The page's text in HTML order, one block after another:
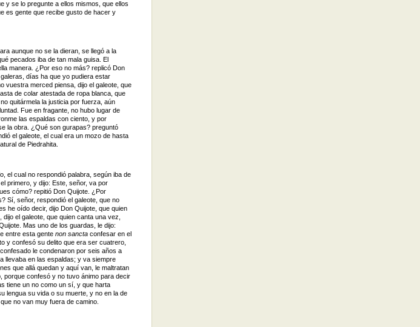
y se lo pregunte a ellos mismos, que ellos
es gente que recibe gusto de hacer y
aunque no se la dieran, se llegó a la
pecados iba de tan mala guisa. El
manera. ¿Por eso no más? replicó Don
días ha que yo pudiera estar
vuestra merced piensa, dijo el galeote, que
de colar atestada de ropa blanca, que
quitármela la justicia por fuerza, aún
Fue en fragante, no hubo lugar de
las espaldas con ciento, y por
la obra. ¿Qué son gurapas? preguntó
el galeote, el cual era un mozo de hasta
de Piedrahita.
el cual no respondió palabra, según iba de
primero, y dijo: Este, señor, va por
cómo? repitió Don Quijote. ¿Por
Sí, señor, respondió el galeote, que no
he oído decir, dijo Don Quijote, que quien
el galeote, que quien canta una vez,
Mas uno de los guardas, le dijo:
entre esta gente non sanctaconfesar en el
y confesó su delito que era ser cuatrero,
le condenaron por seis años a
llevaba en las espaldas; y va siempre
que allá quedan y aquí van, le maltratan
porque confesó y no tuvo ánimo para decir
tiene un no como un sí, y que harta
lengua su vida o su muerte, y no en la de
no van muy fuera de camino.